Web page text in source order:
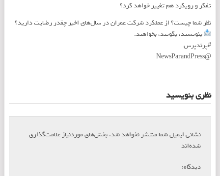
تفکر و رویکرد هم تغییر خواهد کرد؟
نظر شما چیست؟ از عملکرد شرکت عمران در سال‌های اخیر چقدر رضایت دارید؟
بنویسید، بگویید، بخواهید.
#پرندپرس
@NewsParandPress
نظری بنویسید
نشانی ایمیل شما منتشر نخواهد شد.بخش‌های موردنیاز علامت‌گذاری
شده‌اند
دیدگاه: